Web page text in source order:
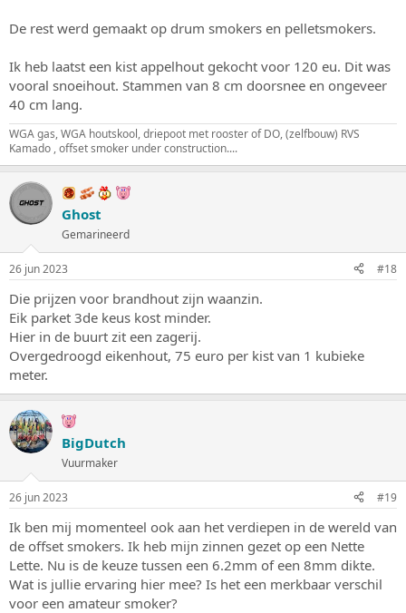
De rest werd gemaakt op drum smokers en pelletsmokers.
Ik heb laatst een kist appelhout gekocht voor 120 eu. Dit was
vooral snoeihout. Stammen van 8 cm doorsnee en ongeveer
40 cm lang.
WGA gas, WGA houtskool, driepoot met rooster of DO, (zelfbouw) RVS
Kamado , offset smoker under construction....
Ghost
Gemarineerd
26 jun 2023 #18
Die prijzen voor brandhout zijn waanzin.
Eik parket 3de keus kost minder.
Hier in de buurt zit een zagerij.
Overgedroogd eikenhout, 75 euro per kist van 1 kubieke
meter.
BigDutch
Vuurmaker
26 jun 2023 #19
Ik ben mij momenteel ook aan het verdiepen in de wereld van
de offset smokers. Ik heb mijn zinnen gezet op een Nette
Lette. Nu is de keuze tussen een 6.2mm of een 8mm dikte.
Wat is jullie ervaring hier mee? Is het een merkbaar verschil
voor een amateur smoker?